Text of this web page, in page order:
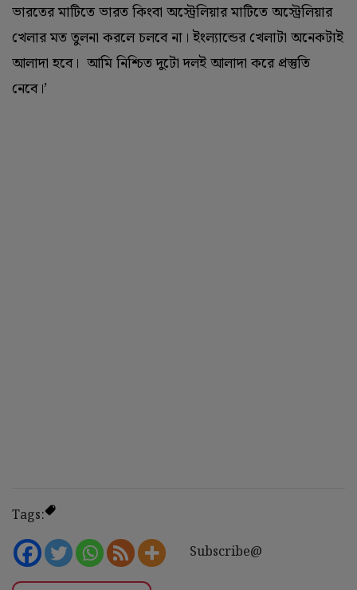
ভারতের মাটিতে ভারত কিংবা অস্ট্রেলিয়ার মাটিতে অস্ট্রেলিয়ার
খেলার মত তুলনা করলে চলবে না। ইংল্যান্ডের খেলাটা অনেকটাই
আলাদা হবে। আমি নিশ্চিত দুটো দলই আলাদা করে প্রস্তুতি
নেবে।’‌
Tags:
Subscribe@